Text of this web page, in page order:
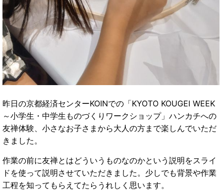
昨日の京都経済センターKOINでの「KYOTO KOUGEI WEEK
～小学生・中学生ものづくりワークショップ」ハンカチへの
友禅体験、小さなお子さまから大人の方まで楽しんでいただ
きました。
作業の前に友禅とはどういうものなのかという説明をスライ
ドを使って説明させていただきました。少しでも背景や作業
工程を知ってもらえてたらうれしく思います。